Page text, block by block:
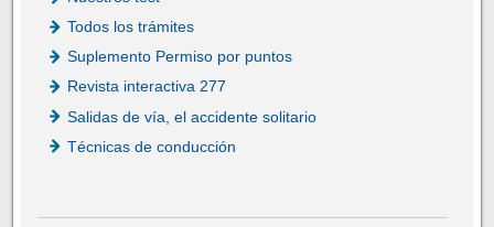
Todos los trámites
Suplemento Permiso por puntos
Revista interactiva 277
Salidas de vía, el accidente solitario
Técnicas de conducción